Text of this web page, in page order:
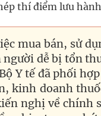
thí điểm lưu
mua bán, sử
dễ bị tổn
Y tế đã phối
kinh doanh
nghị về chính